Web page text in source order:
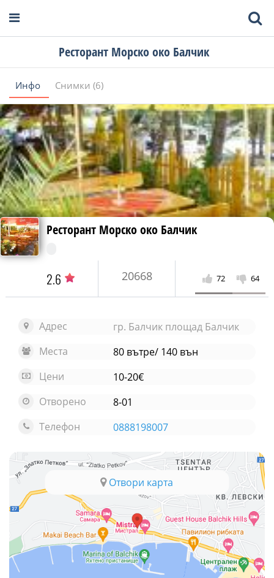
Ресторант Морско око Балчик
Инфо Снимки (6)
Ресторант Морско око Балчик
2.6 20668 72 64
Адрес
гр. Балчик площад Балчик
Места
80 вътре/ 140 вън
Цени
10-20€
Отворено
8-01
Телефон
0888198007
Отвори карта